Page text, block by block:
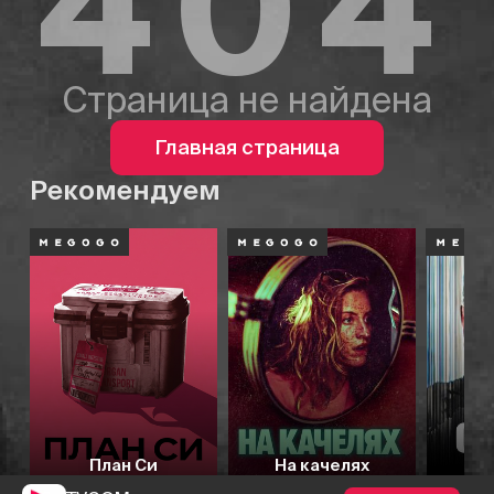
Страница не найдена
Главная страница
Рекомендуем
План Си На качелях